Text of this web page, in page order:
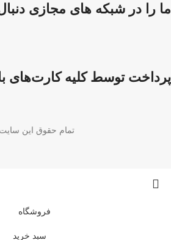
ما را در شبکه های مجازی
پرداخت توسط کلیه کارت‌های
تمام حقوق این
فروشگاه
سبد خرید